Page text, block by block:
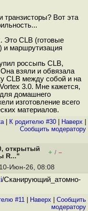
транзисторы? Вот эта
Это CLB (готовые
и маршрутизация
россыпь CLB,
взяли и обвязала
CLB между собой и на
3.0. Мне кажется,
домашнего
изготовление всего
материалов.
| К родителю #30 Наверх
Cообщить модератору
открытый
R..."
+ / –
Июн-26, 08:08
/Сканирующий_атомно-
#11 Наверх
Cообщить
модератору